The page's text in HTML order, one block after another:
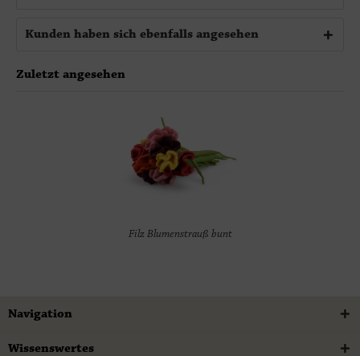
Kunden haben sich ebenfalls angesehen
Zuletzt angesehen
Filz Blumenstrauß bunt
Navigation
Wissenswertes